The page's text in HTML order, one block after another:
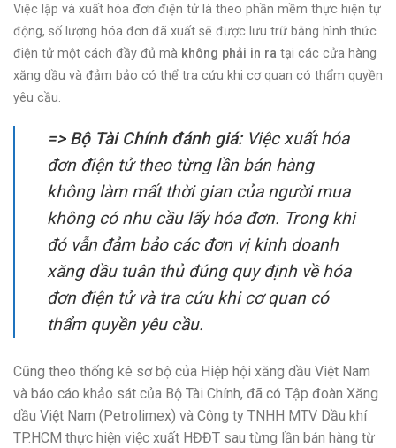
Việc lập và xuất hóa đơn điện tử là theo phần mềm thực hiện tự
động, số lượng hóa đơn đã xuất sẽ được lưu trữ bằng hình thức
điện tử một cách đầy đủ mà không phải in ra tại các cửa hàng
xăng dầu và đảm bảo có thể tra cứu khi cơ quan có thẩm quyền
yêu cầu.
=> Bộ Tài Chính đánh giá: Việc xuất hóa
đơn điện tử theo từng lần bán hàng
không làm mất thời gian của người mua
không có nhu cầu lấy hóa đơn. Trong khi
đó vẫn đảm bảo các đơn vị kinh doanh
xăng dầu tuân thủ đúng quy định về hóa
đơn điện tử và tra cứu khi cơ quan có
thẩm quyền yêu cầu.
Cũng theo thống kê sơ bộ của Hiệp hội xăng dầu Việt Nam
và báo cáo khảo sát của Bộ Tài Chính, đã có Tập đoàn Xăng
dầu Việt Nam (Petrolimex) và Công ty TNHH MTV Dầu khí
TP.HCM thực hiện việc xuất HĐĐT sau từng lần bán hàng từ